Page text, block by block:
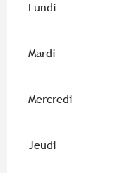
Lundi
Mardi
Mercredi
Jeudi